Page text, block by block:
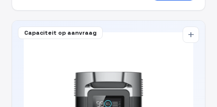
Capaciteit op aanvraag add